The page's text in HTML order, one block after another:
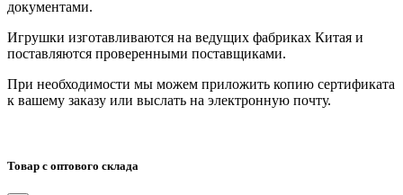
документами.
Игрушки изготавливаются на ведущих фабриках Китая и
поставляются проверенными поставщиками.
При необходимости мы можем приложить копию сертификата
к вашему заказу или выслать на электронную почту.
Товар с оптового склада